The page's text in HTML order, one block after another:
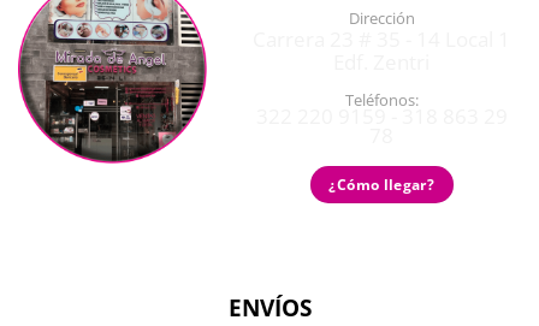
Dirección
Teléfonos:
¿Cómo llegar?
ENVÍOS